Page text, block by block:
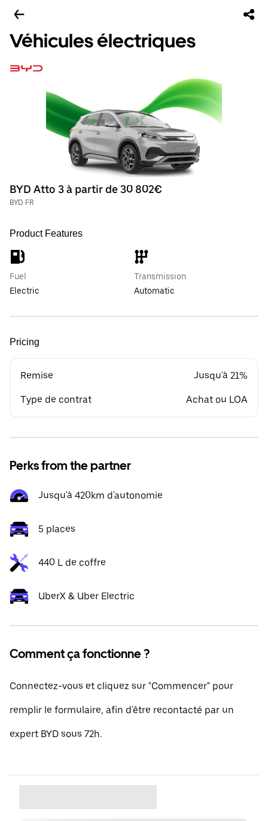
Véhicules électriques
BYD Atto 3 à partir de 30 802€
BYD FR
Product Features
Fuel
Electric
Transmission
Automatic
Pricing
Remise Jusqu'à 21%
Type de contrat Achat ou LOA
Perks from the partner
Jusqu'à 420km d'autonomie
5 places
440 L de coffre
UberX & Uber Electric
Comment ça fonctionne ?
Connectez-vous et cliquez sur "Commencer" pour
remplir le formulaire, afin d'être recontacté par un
expert BYD sous 72h.